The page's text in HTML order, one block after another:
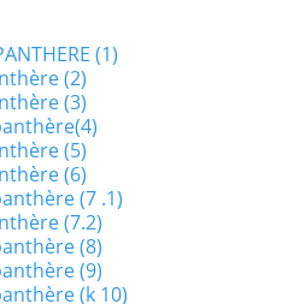
(1)
(2)
(3)
(5)
(6)
(7 .1)
(7.2)
(8)
(9)
(k 10)